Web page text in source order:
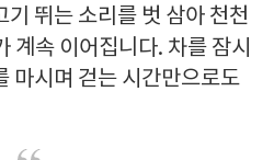
뛰는 소리를 벗 삼아 천천
계속 이어집니다. 차를 잠시
마시며 걷는 시간만으로도